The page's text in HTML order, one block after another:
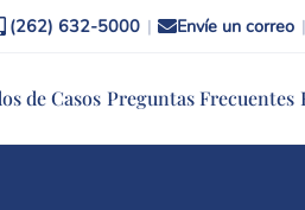
(262) 632-5000 | Envíe un correo |
de Casos Preguntas Frecuentes